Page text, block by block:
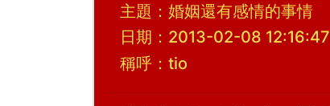
主題：婚姻還有感情的事情
日期：2013-02-08 12:16:47
稱呼：tio